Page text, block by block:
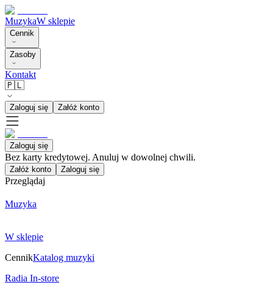
MuzykaW sklepie
Cennik
Zasoby
Kontakt
🇵🇱
Zaloguj się Załóż konto
Zaloguj się
Bez karty kredytowej. Anuluj w dowolnej chwili.
Załóż konto Zaloguj się
Przeglądaj
Muzyka
W sklepie
CennikKatalog muzyki
Radia In-store